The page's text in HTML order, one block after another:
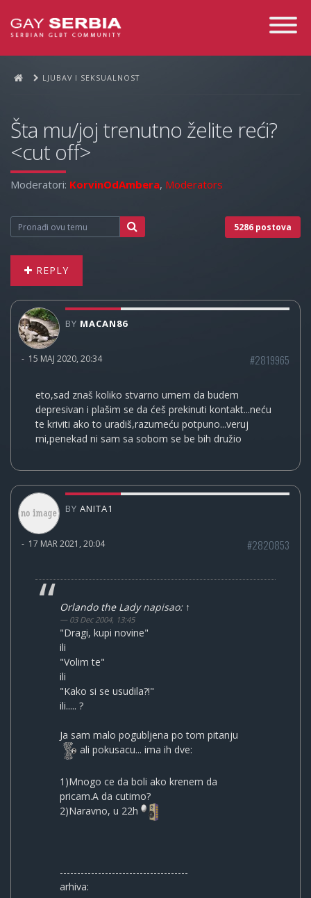
Toggle
LJUBAV I SEKSUALNOST
Šta mu/joj trenutno želite reći?
<cut off>
Moderatori: KorvinOdAmbera, Moderators
5286 postova
REPLY
BY MACAN86
- 15 MAJ 2020, 20:34 #2819965
eto,sad znaš koliko stvarno umem da budem
depresivan i plašim se da ćeš prekinuti kontakt...neću
te kriviti ako to uradiš,razumeću potpuno...veruj
mi,penekad ni sam sa sobom se be bih družio
BY ANITA1
- 17 MAR 2021, 20:04 #2820853
Orlando the Ladynapisao: ↑
03 Dec 2004, 13:45
"Dragi, kupi novine"
ili
"Volim te"
ili
"Kako si se usudila?!"
ili..... ?
Ja sam malo pogubljena po tom pitanju
ali pokusacu... ima ih dve:
1)Mnogo ce da boli ako krenem da
pricam.A da cutimo?
2)Naravno, u 22h
-------------------------------------
arhiva: